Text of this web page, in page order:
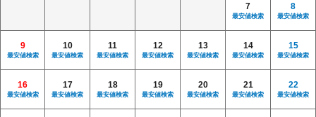
7
最安値検索
8
最安値検索
9
最安値検索
10
最安値検索
11
最安値検索
12
最安値検索
13
最安値検索
14
最安値検索
15
最安値検索
16
最安値検索
17
最安値検索
18
最安値検索
19
最安値検索
20
最安値検索
21
最安値検索
22
最安値検索